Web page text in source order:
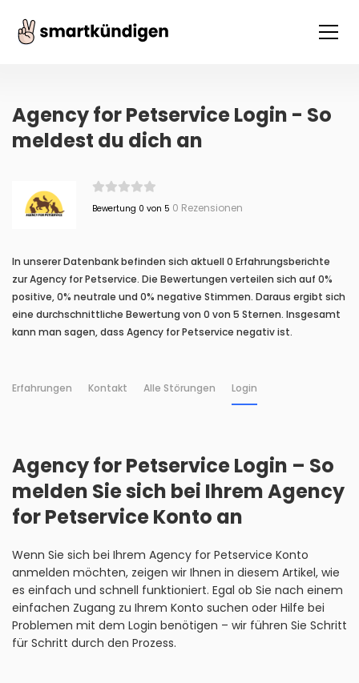
Agency for Petservice Login - So
meldest du dich an
Bewertung 0 von 5 0 Rezensionen
In unserer Datenbank befinden sich aktuell 0 Erfahrungsberichte
zur Agency for Petservice. Die Bewertungen verteilen sich auf 0%
positive, 0% neutrale und 0% negative Stimmen. Daraus ergibt sich
eine durchschnittliche Bewertung von 0 von 5 Sternen. Insgesamt
kann man sagen, dass Agency for Petservice negativ ist.
Erfahrungen Kontakt Alle Störungen Login
Agency for Petservice Login – So
melden Sie sich bei Ihrem Agency
for Petservice Konto an
Wenn Sie sich bei Ihrem Agency for Petservice Konto
anmelden möchten, zeigen wir Ihnen in diesem Artikel, wie
es einfach und schnell funktioniert. Egal ob Sie nach einem
einfachen Zugang zu Ihrem Konto suchen oder Hilfe bei
Problemen mit dem Login benötigen – wir führen Sie Schritt
für Schritt durch den Prozess.